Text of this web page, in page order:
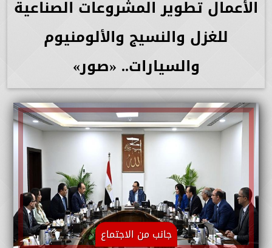
الأعمال تطوير المشروعات الصناعية
للغزل والنسيج والألومنيوم
والسيارات.. «صور»
جانب من الاجتماع